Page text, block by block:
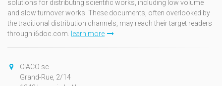
solutions for distributing scientific works, including low volume
and slow turnover works. These documents, often overlooked by
the traditional distribution channels, may reach their target readers
through i6doc.com. learn more
CIACO sc
Grand-Rue, 2/14